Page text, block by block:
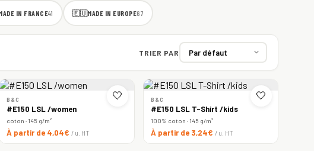
IN FRANCE41 🇪🇺MADE IN EUROPE67
TRIER PAR
🤍
B&C
#E150 LSL /women
coton · 145 g/m²
À partir de 4,04€ / u. HT
🤍
B&C
#E150 LSL T-Shirt /kids
100% coton · 145 g/m²
À partir de 3,24€ / u. HT